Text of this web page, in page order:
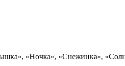
«Ночка», «Снежинка»,